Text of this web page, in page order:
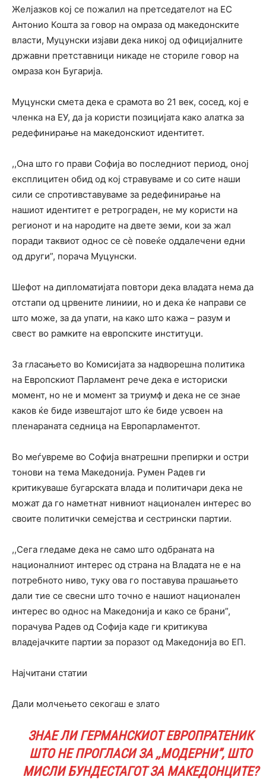
Желјазков кој се пожалил на претседателот на ЕС
Антонио Кошта за говор на омраза од македонските
власти, Муцунски изјави дека никој од официјалните
државни претставници никаде не сториле говор на
омраза кон Бугарија.
Муцунски смета дека е срамота во 21 век, сосед, кој е
членка на ЕУ, да ја користи позицијата како алатка за
редефинирање на македонскиот идентитет.
,,Она што го прави Софија во последниот период, оној
експлицитен обид од кој стравуваме и со сите наши
сили се спротивставуваме за редефинирање на
нашиот идентитет е ретрограден, не му користи на
регионот и на народите на двете земи, кои за жал
поради таквиот однос се сè повеќе оддалечени едни
од други”, порача Муцунски.
Шефот на дипломатијата повтори дека владата нема да
отстапи од црвените линиии, но и дека ќе направи се
што може, за да упати, на како што кажа – разум и
свест во рамките на европските институци.
За гласањето во Комисијата за надворешна политика
на Европскиот Парламент рече дека е историски
момент, но не и момент за триумф и дека не се знае
каков ќе биде извештајот што ќе биде усвоен на
пленараната седница на Европарламентот.
Во меѓувреме во Софија внатрешни препирки и остри
тонови на тема Македонија. Румен Радев ги
критикуваше бугарската влада и политичари дека не
можат да го наметнат нивниот национален интерес во
своите политички семејства и сестрински партии.
,,Сега гледаме дека не само што одбраната на
националниот интерес од страна на Владата не е на
потребното ниво, туку ова го поставува прашањето
дали тие се свесни што точно е нашиот национален
интерес во однос на Македонија и како се брани”,
порачува Радев од Софија каде ги критикува
владејачките партии за поразот од Македонија во ЕП.
Најчитани статии
Дали молчењето секогаш е злато
ЗНАЕ ЛИ ГЕРМАНСКИОТ ЕВРОПРАТЕНИК
ШТО НЕ ПРОГЛАСИ ЗА ,,МОДЕРНИ”, ШТО
МИСЛИ БУНДЕСТАГОТ ЗА МАКЕДОНЦИТЕ?